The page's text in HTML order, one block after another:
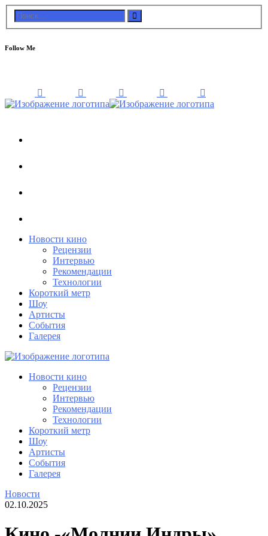
Follow Me
Новости кино
Рецензии
Интервью
Рекомендации
Технологии
Короткий метр
Шоу
Артисты
События
Галерея
Новости кино
Рецензии
Интервью
Рекомендации
Технологии
Короткий метр
Шоу
Артисты
События
Галерея
Новости
02.10.2025